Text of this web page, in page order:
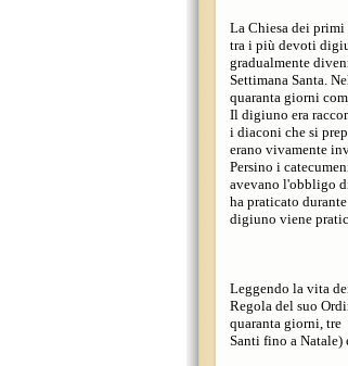
La Chiesa dei
tra i più devoti
gradualmente
Settimana Santa.
quaranta giorni
Il digiuno era
i diaconi che si
erano vivamente
Persino i
avevano l'obbligo
ha praticato
digiuno viene
Leggendo la vita
Regola del suo
quaranta giorni, tre
Santi fino a Natale)